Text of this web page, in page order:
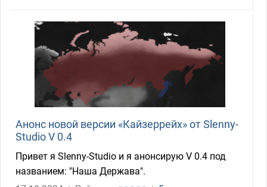
Анонс новой версии «Кайзеррейх» от Slenny-
Studio V 0.4
Привет я Slenny-Studio и я анонсирую V 0.4 под
названием: "Наша Держава".